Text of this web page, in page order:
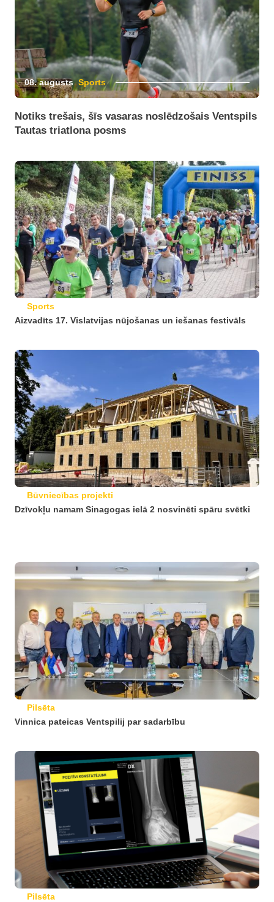
08. augusts Sports
Notiks trešais, šīs vasaras noslēdzošais Ventspils
Tautas triatlona posms
Sports
Aizvadīts 17. Vislatvijas nūjošanas un iešanas festivāls
Būvniecības projekti
Dzīvokļu namam Sinagogas ielā 2 nosvinēti spāru svētki
Pilsēta
Vinnica pateicas Ventspilij par sadarbību
Pilsēta